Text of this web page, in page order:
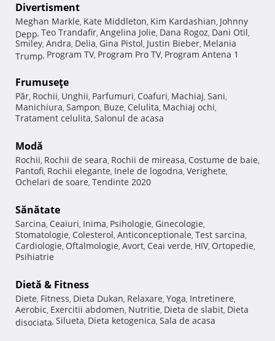
Divertisment
Meghan Markle, Kate Middleton, Kim Kardashian, Johnny
Depp, Teo Trandafir, Angelina Jolie, Dana Rogoz, Dani Otil,
Smiley, Andra, Delia, Gina Pistol, Justin Bieber, Melania
Trump, Program TV, Program Pro TV, Program Antena 1
Frumuseţe
Păr, Rochii, Unghii, Parfumuri, Coafuri, Machiaj, Sani,
Manichiura, Sampon, Buze, Celulita, Machiaj ochi,
Tratament celulita, Salonul de acasa
Modă
Rochii, Rochii de seara, Rochii de mireasa, Costume de baie,
Pantofi, Rochii elegante, Inele de logodna, Verighete,
Ochelari de soare, Tendinte 2020
Sănătate
Sarcina, Ceaiuri, Inima, Psihologie, Ginecologie,
Stomatologie, Colesterol, Anticonceptionale, Test sarcina,
Cardiologie, Oftalmologie, Avort, Ceai verde, HIV, Ortopedie,
Psihiatrie
Dietă & Fitness
Diete, Fitness, Dieta Dukan, Relaxare, Yoga, Intretinere,
Aerobic, Exercitii abdomen, Nutritie, Dieta de slabit, Dieta
disociata, Silueta, Dieta ketogenica, Sala de acasa